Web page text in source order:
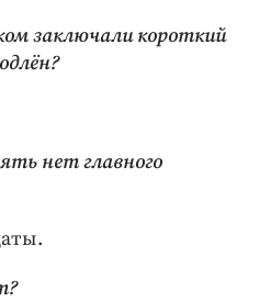
заключали короткий
нет главного